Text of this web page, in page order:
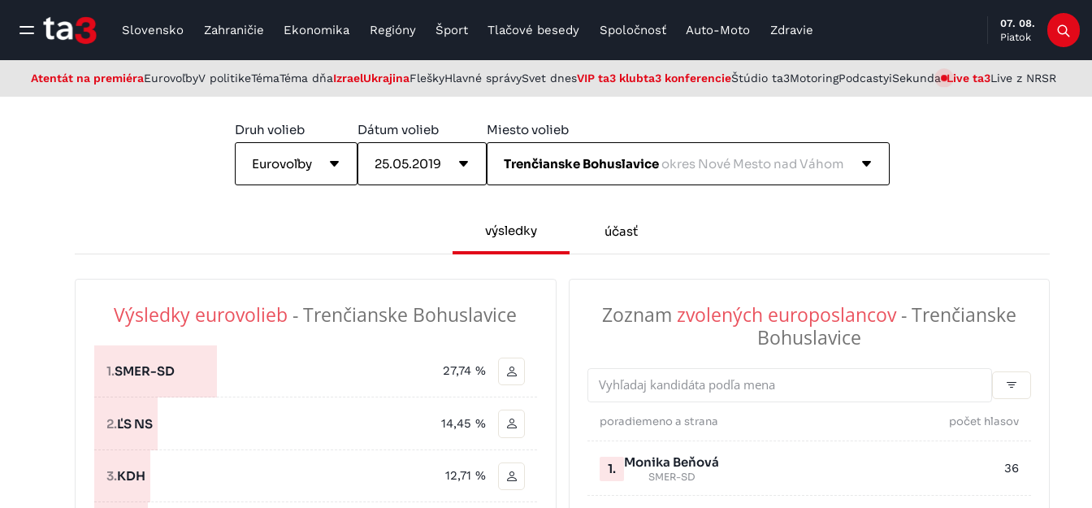
Slovensko Zahraničie Ekonomika Regióny Šport Tlačové besedy Spoločnosť Auto-Moto Zdravie
07. 08.
Piatok
Atentát na premiéraEurovoľbyV politikeTémaTéma dňaIzraelUkrajinaFleškyHlavné správySvet dnesVIP ta3 klubta3 konferencieŠtúdio ta3MotoringPodcastyiSekunda Live ta3Live z NRSR
Druh volieb
Eurovoľby
Dátum volieb
25.05.2019
Miesto volieb
Trenčianske Bohuslavice okres Nové Mesto nad Váhom
výsledky účasť
Výsledky eurovolieb - Trenčianske Bohuslavice
1.SMER-SD 27,74 %
2.ĽS NS 14,45 %
3.KDH 12,71 %
Zoznam zvolených europoslancov- Trenčianske
Bohuslavice
poradiemeno a strana počet hlasov
1. Monika Beňová
SMER-SD
36